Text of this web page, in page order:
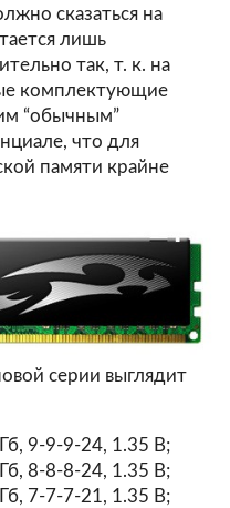
сказаться на
лишь
так, т. к. на
комплектующие
“обычным”
что для
памяти крайне
серии выглядит
9-9-9-24, 1.35 В;
8-8-8-24, 1.35 В;
7-7-7-21, 1.35 В;